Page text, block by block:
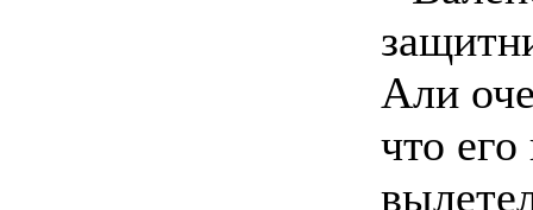
Али
что